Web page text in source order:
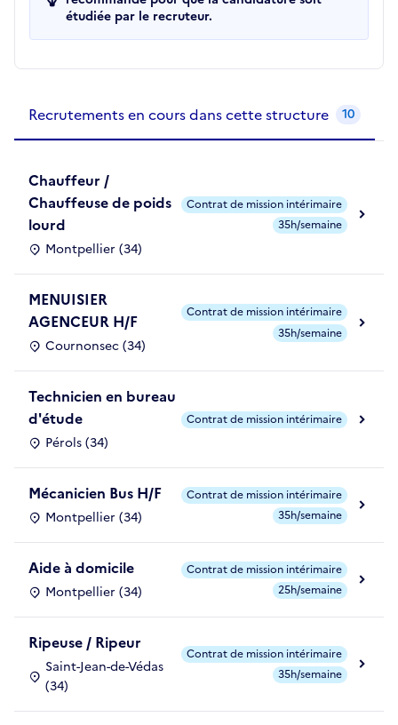
étudiée par le recruteur.
Recrutements en cours dans cette structure 10
Chauffeur /
Chauffeuse de poids
lourd
Montpellier (34)
Contrat de mission intérimaire
35h/semaine
MENUISIER
AGENCEUR H/F
Cournonsec (34)
Contrat de mission intérimaire
35h/semaine
Technicien en bureau
d'étude
Pérols (34)
Contrat de mission intérimaire
Mécanicien Bus H/F
Montpellier (34)
Contrat de mission intérimaire
35h/semaine
Aide à domicile
Montpellier (34)
Contrat de mission intérimaire
25h/semaine
Ripeuse / Ripeur
Saint-Jean-de-Védas
(34)
Contrat de mission intérimaire
35h/semaine